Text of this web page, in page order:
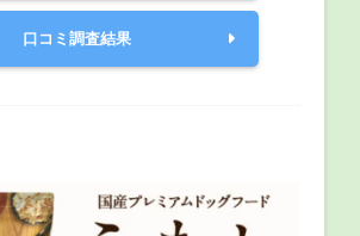
口コミ調査結果